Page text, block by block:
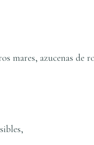
mares, azucenas de